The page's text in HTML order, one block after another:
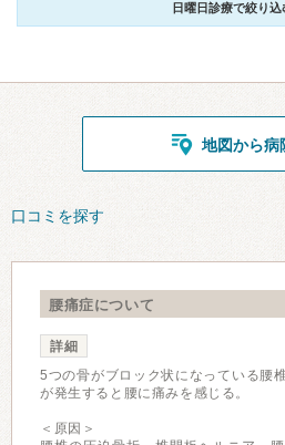
日曜日診療で絞り込
地図から病
口コミを探す
腰痛症について
詳細
5つの骨がブロック状になっている腰
が発生すると腰に痛みを感じる。
＜原因＞